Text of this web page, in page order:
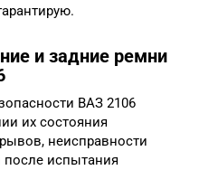
и задние ремни
ВАЗ 2106
их состояния
неисправности
испытания